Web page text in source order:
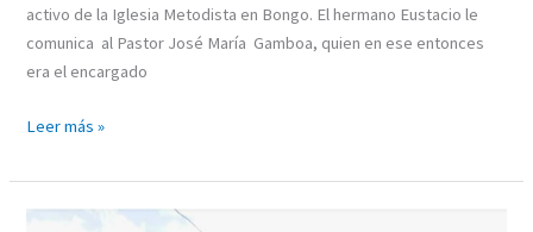
activo de la Iglesia Metodista en Bongo. El hermano Eustacio le
comunica al Pastor José María Gamboa, quien en ese entonces
era el encargado
Leer más »